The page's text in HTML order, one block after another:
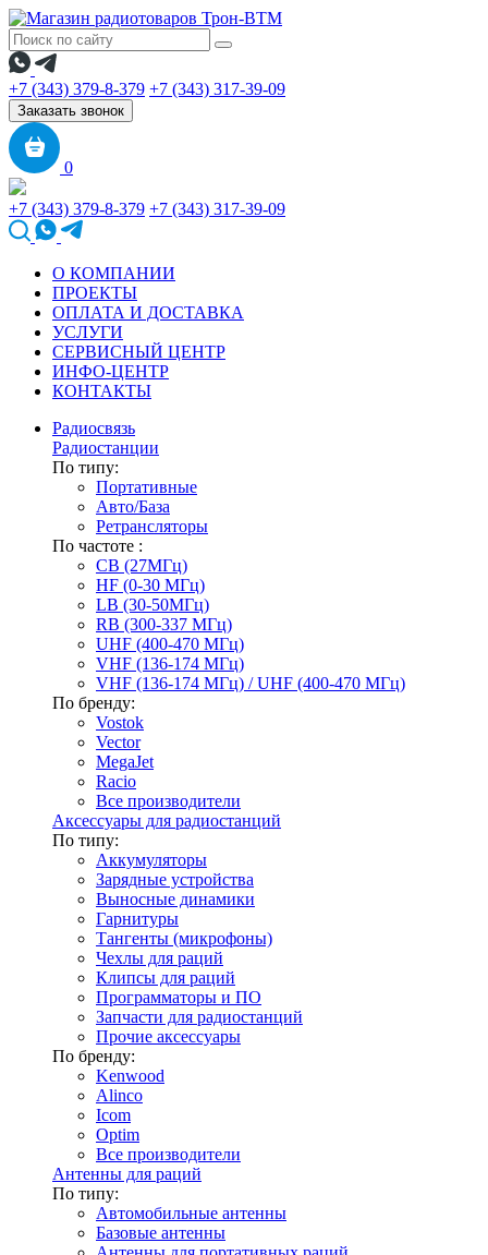
+7 (343) 379-8-379 +7 (343) 317-39-09
Заказать звонок
0
+7 (343) 379-8-379 +7 (343) 317-39-09
О КОМПАНИИ
ПРОЕКТЫ
ОПЛАТА И ДОСТАВКА
УСЛУГИ
СЕРВИСНЫЙ ЦЕНТР
ИНФО-ЦЕНТР
КОНТАКТЫ
Радиосвязь
Радиостанции
По типу:
Портативные
Авто/База
Ретрансляторы
По частоте :
CB (27МГц)
HF (0-30 МГц)
LB (30-50МГц)
RB (300-337 МГц)
UHF (400-470 МГц)
VHF (136-174 МГц)
VHF (136-174 МГц) / UHF (400-470 МГц)
По бренду:
Vostok
Vector
MegaJet
Racio
Все производители
Аксессуары для радиостанций
По типу:
Аккумуляторы
Зарядные устройства
Выносные динамики
Гарнитуры
Тангенты (микрофоны)
Чехлы для раций
Клипсы для раций
Программаторы и ПО
Запчасти для радиостанций
Прочие аксессуары
По бренду:
Kenwood
Alinco
Icom
Optim
Все производители
Антенны для раций
По типу:
Автомобильные антенны
Базовые антенны